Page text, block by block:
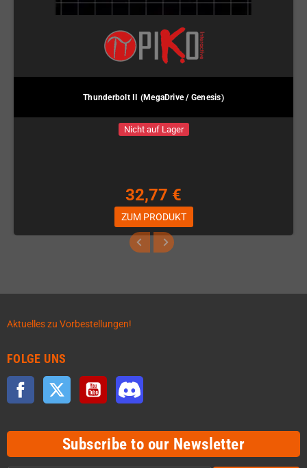
Thunderbolt II (MegaDrive / Genesis)
Nicht auf Lager
32,77 €
ZUM PRODUKT
Aktuelles zu Vorbestellungen!
FOLGE UNS
Facebook Twitter YouTube
Subscribe to our Newsletter